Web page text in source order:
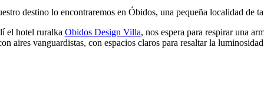
destino lo encontraremos en Óbidos, una pequeña localidad
el hotel ruralka Obidos Design Villa, nos espera para respirar una
aires vanguardistas, con espacios claros para resaltar la